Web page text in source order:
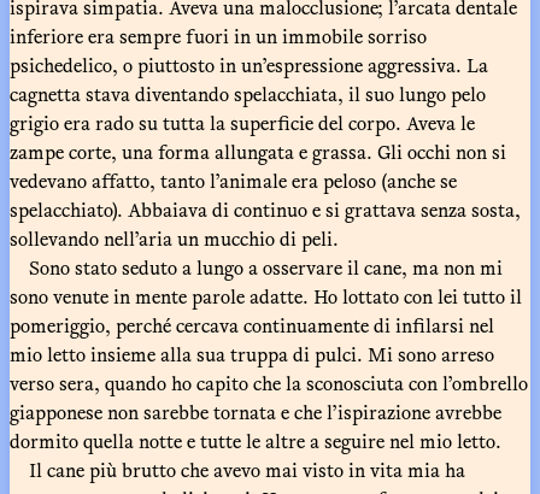
ispirava simpatia. Aveva una malocclusione; l’arcata dentale
inferiore era sempre fuori in un immobile sorriso
psichedelico, o piuttosto in un’espressione aggressiva. La
cagnetta stava diventando spelacchiata, il suo lungo pelo
grigio era rado su tutta la superficie del corpo. Aveva le
zampe corte, una forma allungata e grassa. Gli occhi non si
vedevano affatto, tanto l’animale era peloso (anche se
spelacchiato). Abbaiava di continuo e si grattava senza sosta,
sollevando nell’aria un mucchio di peli.
Sono stato seduto a lungo a osservare il cane, ma non mi
sono venute in mente parole adatte. Ho lottato con lei tutto il
pomeriggio, perché cercava continuamente di infilarsi nel
mio letto insieme alla sua truppa di pulci. Mi sono arreso
verso sera, quando ho capito che la sconosciuta con l’ombrello
giapponese non sarebbe tornata e che l’ispirazione avrebbe
dormito quella notte e tutte le altre a seguire nel mio letto.
Il cane più brutto che avevo mai visto in vita mia ha